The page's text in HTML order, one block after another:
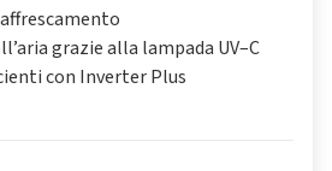
grazie alla lampada UV–C
con Inverter Plus